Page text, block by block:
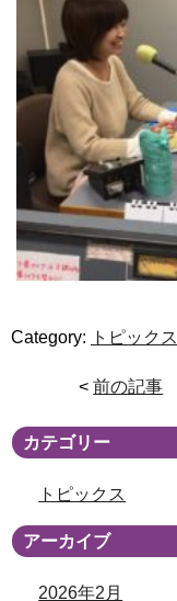
Category: トピックス
< 前の記事
カテゴリー
トピックス
アーカイブ
2026年2月